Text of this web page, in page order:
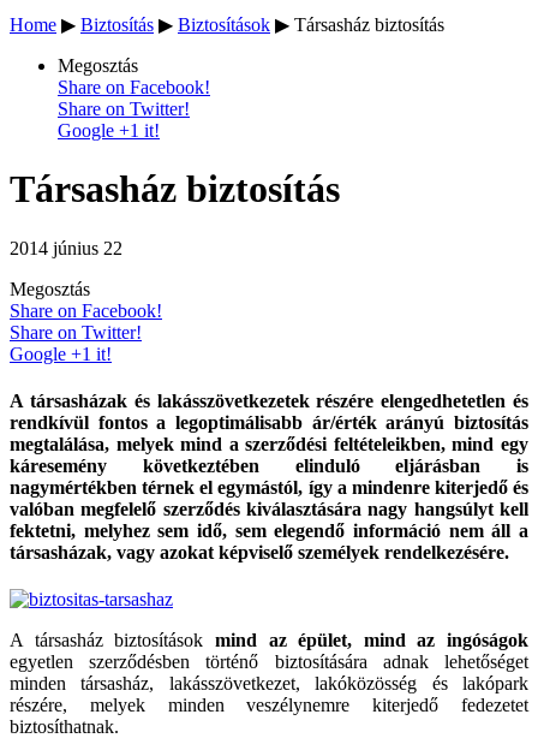
Home ▶ Biztosítás ▶ Biztosítások ▶ Társasház biztosítás
Megosztás
Share on Facebook!
Share on Twitter!
Google +1 it!
Társasház biztosítás
2014 június 22
Megosztás
Share on Facebook!
Share on Twitter!
Google +1 it!
A társasházak és lakásszövetkezetek részére elengedhetetlen és
rendkívül fontos a legoptimálisabb ár/érték arányú biztosítás
megtalálása, melyek mind a szerződési feltételeikben, mind egy
káresemény következtében elinduló eljárásban is
nagymértékben térnek el egymástól, így a mindenre kiterjedő és
valóban megfelelő szerződés kiválasztására nagy hangsúlyt kell
fektetni, melyhez sem idő, sem elegendő információ nem áll a
társasházak, vagy azokat képviselő személyek rendelkezésére.
A társasház biztosítások mind az épület, mind az ingóságok
egyetlen szerződésben történő biztosítására adnak lehetőséget
minden társasház, lakásszövetkezet, lakóközösség és lakópark
részére, melyek minden veszélynemre kiterjedő fedezetet
biztosíthatnak.